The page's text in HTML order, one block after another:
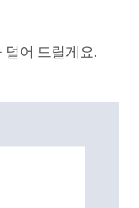
덜어 드릴게요.